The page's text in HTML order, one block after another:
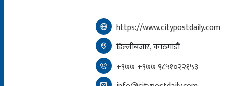
https://www.citypostdaily.com
डिल्लीबजार, काठमाडौं
+९७७ +९७७ ९८५१०२२१५३